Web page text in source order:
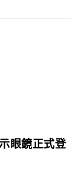
眼鏡正式登